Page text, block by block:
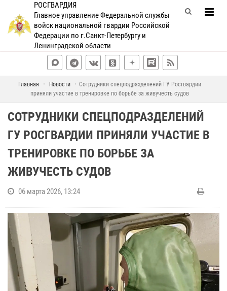
РОСГВАРДИЯ
Главное управление Федеральной службы
войск национальной гвардии Российской
Федерации по г.Санкт-Петербургу и
Ленинградской области
Главная Новости
Сотрудники спецподразделений ГУ Росгвардии
приняли участие в тренировке по борьбе за живучесть судов
СОТРУДНИКИ СПЕЦПОДРАЗДЕЛЕНИЙ
ГУ РОСГВАРДИИ ПРИНЯЛИ УЧАСТИЕ В
ТРЕНИРОВКЕ ПО БОРЬБЕ ЗА
ЖИВУЧЕСТЬ СУДОВ
06 марта 2026, 13:24